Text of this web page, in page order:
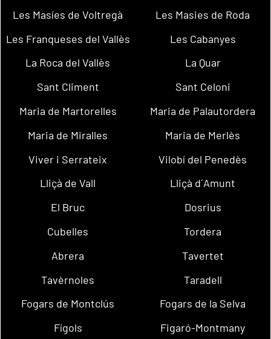
Les Masíes de Voltregà
Les Masies de Roda
Les Franqueses del Vallès
Les Cabanyes
La Roca del Vallès
La Quar
Sant Climent
Sant Celoni
Maria de Martorelles
Maria de Palautordera
Maria de Miralles
Maria de Merlès
Viver i Serrateix
Vilobí del Penedès
Lliçà de Vall
Lliçà d´Amunt
El Bruc
Dosrius
Cubelles
Tordera
Abrera
Tavertet
Tavèrnoles
Taradell
Fogars de Montclús
Fogars de la Selva
Fígols
Figaró-Montmany